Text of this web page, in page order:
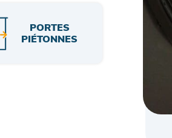
PORTES
PIÉTONNES